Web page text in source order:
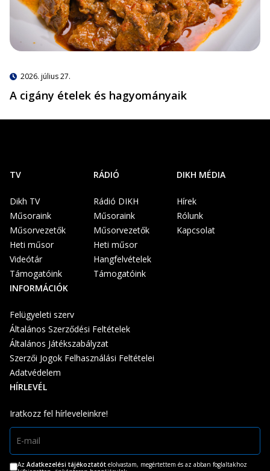
2026. július 27.
A cigány ételek és hagyományaik
TV
Dikh TV
Műsoraink
Műsorvezetők
Heti műsor
Videótár
Támogatóink
RÁDIÓ
Rádió DIKH
Műsoraink
Műsorvezetők
Heti műsor
Hangfelvételek
Támogatóink
DIKH MÉDIA
Hírek
Rólunk
Kapcsolat
INFORMÁCIÓK
Felügyeleti szerv
Általános Szerződési Feltételek
Általános Játékszabályzat
Szerzői Jogok Felhasználási Feltételei
Adatvédelem
HÍRLEVÉL
Iratkozz fel hírleveleinkre!
Az Adatkezelési tájékoztatót elolvastam, megértettem és az abban foglaltakhoz